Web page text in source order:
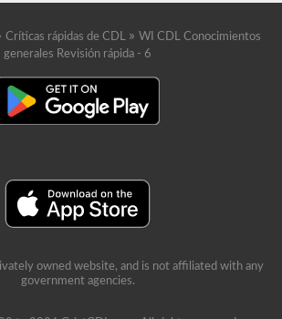
Críticas rápidas de CDL » WI CDL Conocimientos
generales Revisión rápida - 6
owned website, and is not affiliated with any
government agencies.